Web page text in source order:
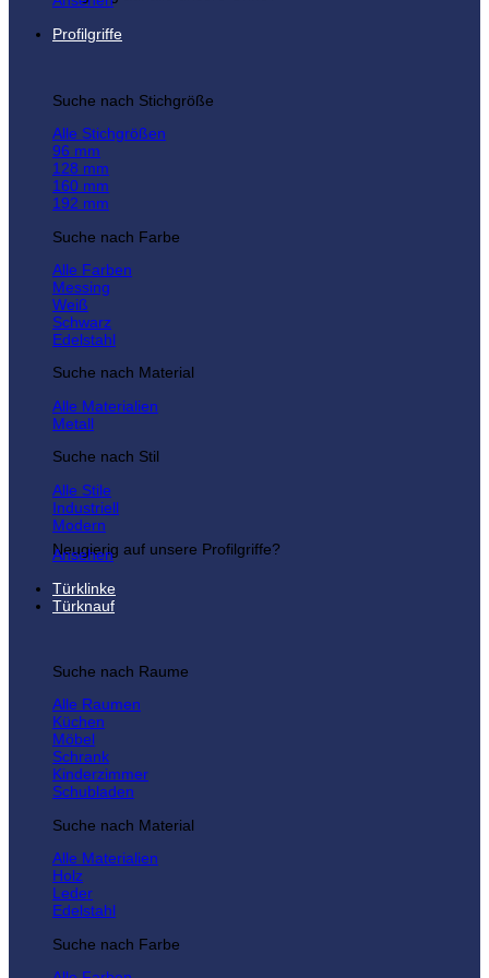
Profilgriffe
Suche nach Stichgröße
Alle Stichgrößen
96 mm
128 mm
160 mm
192 mm
Suche nach Farbe
Alle Farben
Messing
Weiß
Schwarz
Edelstahl
Suche nach Material
Alle Materialien
Metall
Suche nach Stil
Alle Stile
Industriell
Modern
Neugierig auf unsere Profilgriffe?
Ansehen
Türklinke
Türknauf
Suche nach Raume
Alle Raumen
Küchen
Möbel
Schrank
Kinderzimmer
Schubladen
Suche nach Material
Alle Materialien
Holz
Leder
Edelstahl
Suche nach Farbe